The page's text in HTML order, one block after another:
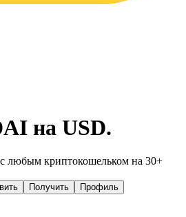
на USD.
любым криптокошельком на 30+
Получить Профиль